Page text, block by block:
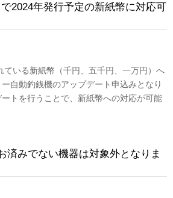
2024年発行予定の新紙幣に対応可
ている新紙幣（千円、五千円、一万円）へ
自動釣銭機のアップデート申込みとなり
トを行うことで、新紙幣への対応が可能
済みでない機器は対象外となりま